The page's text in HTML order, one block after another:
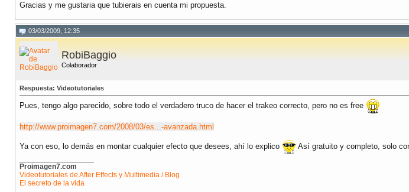
Gracias y me gustaria que tubierais en cuenta mi propuesta.
03/03/2009, 12:35
RobiBaggio
Colaborador
Respuesta: Videotutoriales
Pues, tengo algo parecido, sobre todo el verdadero truco de hacer el trakeo correcto, pero no es free
http://www.proimagen7.com/2008/03/es...-avanzada.html
Ya con eso, lo demás en montar cualquier efecto que desees, ahí lo explico Así gratuito y completo, solo
Proimagen7.com
Videotutoriales de After Effects y Multimedia / Blog
El secreto de la vida